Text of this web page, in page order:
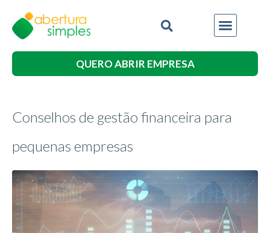
QUERO ABRIR EMPRESA
Conselhos de gestão financeira para
pequenas empresas